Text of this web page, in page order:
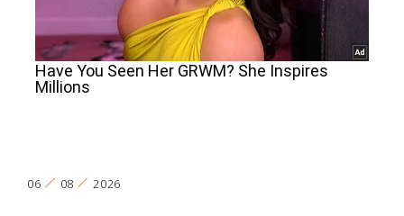
06 08 2026